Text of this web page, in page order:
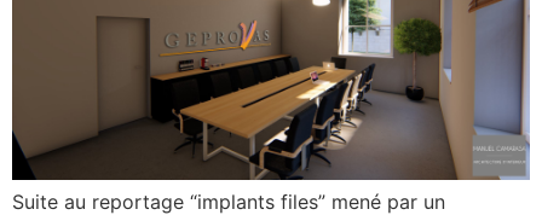
Suite au reportage “implants files” mené par un